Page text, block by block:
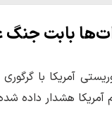
بابت جنگ
آمریکا با
هشدار داده